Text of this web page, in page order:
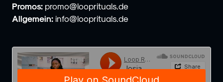
Promos: promo@looprituals.de
Allgemein: info@looprituals.de